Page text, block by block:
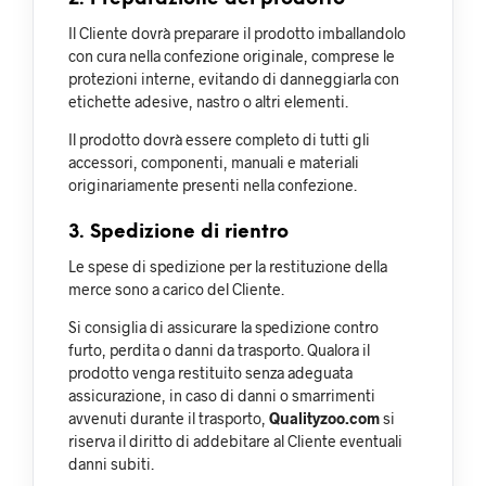
Il Cliente dovrà preparare il prodotto imballandolo
con cura nella confezione originale, comprese le
protezioni interne, evitando di danneggiarla con
etichette adesive, nastro o altri elementi.
Il prodotto dovrà essere completo di tutti gli
accessori, componenti, manuali e materiali
originariamente presenti nella confezione.
3. Spedizione di rientro
Le spese di spedizione per la restituzione della
merce sono a carico del Cliente.
Si consiglia di assicurare la spedizione contro
furto, perdita o danni da trasporto. Qualora il
prodotto venga restituito senza adeguata
assicurazione, in caso di danni o smarrimenti
avvenuti durante il trasporto, Qualityzoo.comsi
riserva il diritto di addebitare al Cliente eventuali
danni subiti.